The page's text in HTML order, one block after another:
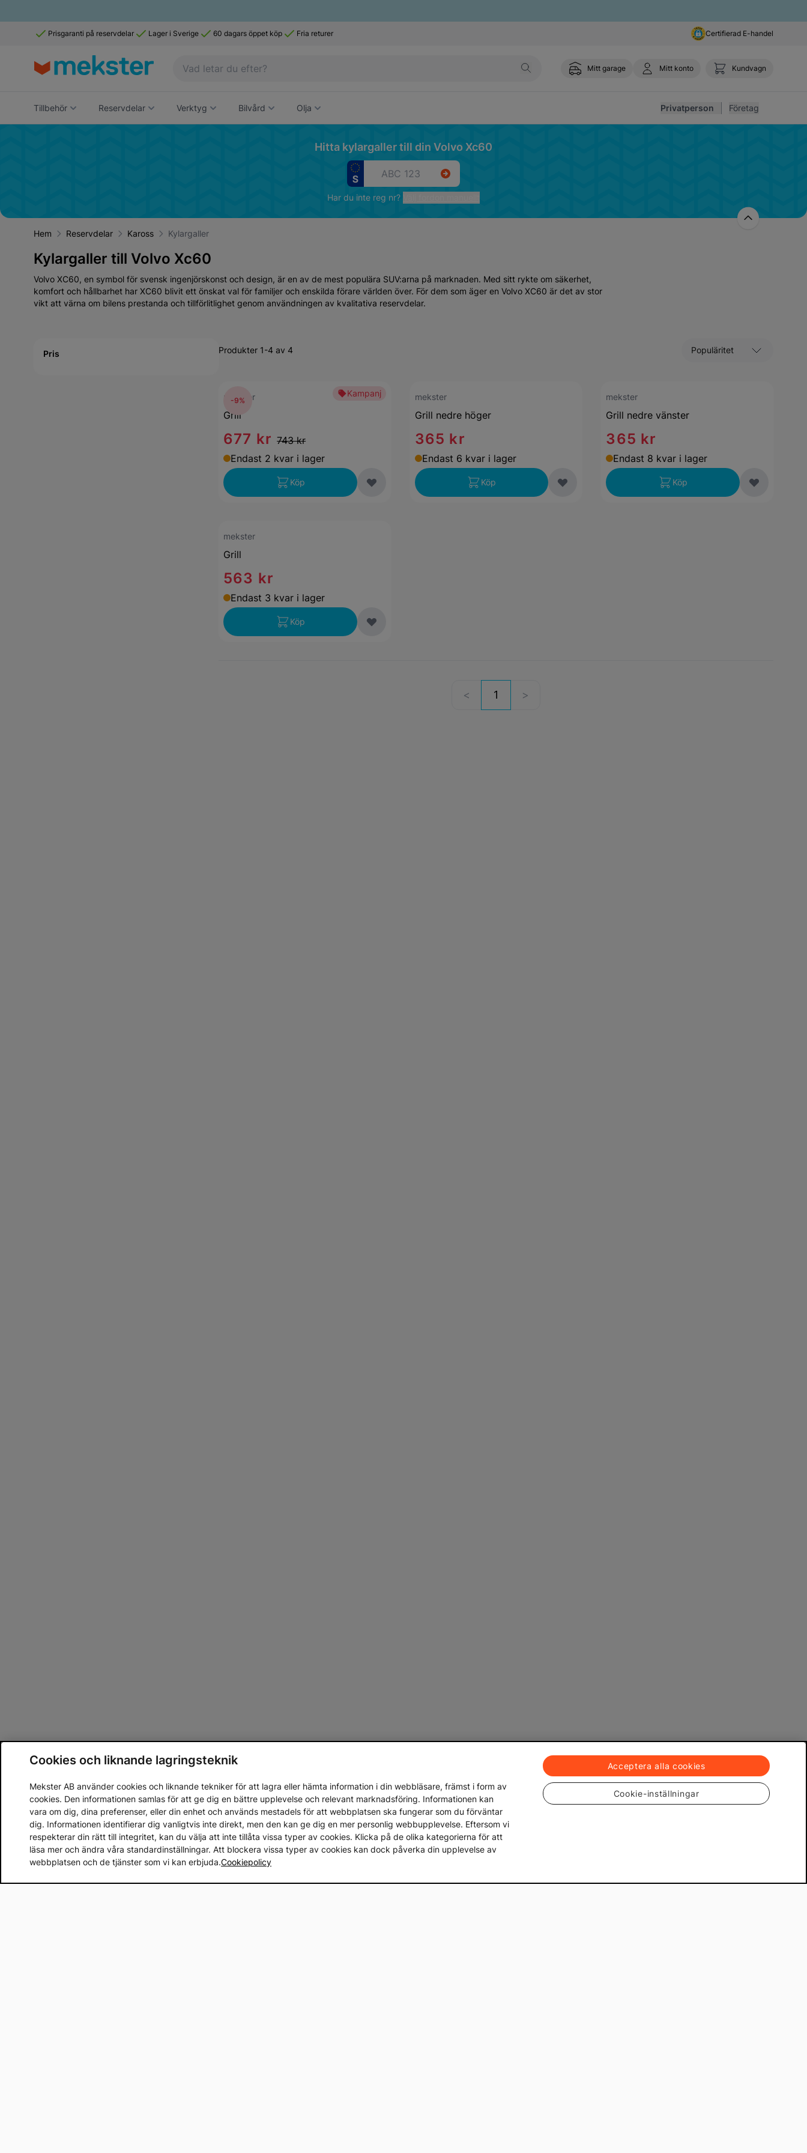
Prisgaranti på reservdelar Lager i Sverige 60 dagars öppet köp Fria returer Certifierad E-handel
Mitt garage Mitt konto Kundvagn
Tillbehör Reservdelar Verktyg Bilvård Olja Privatperson Företag
Hitta kylargaller till din Volvo Xc60
Har du inte reg nr?
Hem Reservdelar Kaross Kylargaller
Kylargaller till Volvo Xc60
Volvo XC60, en symbol för svensk ingenjörskonst och design, är en av de mest populära SUV:arna på marknaden. Med sitt rykte om säkerhet,
komfort och hållbarhet har XC60 blivit ett önskat val för familjer och enskilda förare världen över. För dem som äger en Volvo XC60 är det av stor
vikt att värna om bilens prestanda och tillförlitlighet genom användningen av kvalitativa reservdelar.
Pris
Sortera efter
Produkter 1-4 av 4
Kampanj
mekster
Grill
677 kr 743 kr
-9%
Endast 2 kvar i lager
Köp
mekster
Grill nedre höger
365 kr
Endast 6 kvar i lager
Köp
mekster
Grill nedre vänster
365 kr
Endast 8 kvar i lager
Köp
mekster
Grill
563 kr
Endast 3 kvar i lager
Köp
1
Cookies och liknande lagringsteknik
Mekster AB använder cookies och liknande tekniker för att lagra eller hämta information i din webbläsare, främst i form av
cookies. Den informationen samlas för att ge dig en bättre upplevelse och relevant marknadsföring. Informationen kan
vara om dig, dina preferenser, eller din enhet och används mestadels för att webbplatsen ska fungerar som du förväntar
dig. Informationen identifierar dig vanligtvis inte direkt, men den kan ge dig en mer personlig webbupplevelse. Eftersom vi
respekterar din rätt till integritet, kan du välja att inte tillåta vissa typer av cookies. Klicka på de olika kategorierna för att
läsa mer och ändra våra standardinställningar. Att blockera vissa typer av cookies kan dock påverka din upplevelse av
webbplatsen och de tjänster som vi kan erbjuda.Cookiepolicy
Acceptera alla cookies
Cookie-inställningar